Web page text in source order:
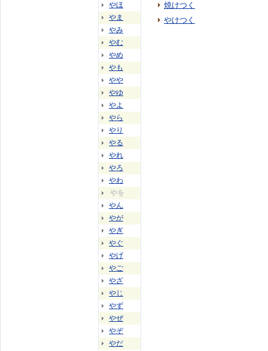
やほ
やま
やみ
やむ
やめ
やも
やや
やゆ
やよ
やら
やり
やる
やれ
やろ
やわ
やを
やん
やが
やぎ
やぐ
やげ
やご
やざ
やじ
やず
やぜ
やぞ
やだ
焼けつく
やけつく